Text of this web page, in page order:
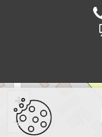
+
−